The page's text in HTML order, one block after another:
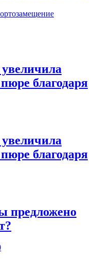
благодаря
благодаря
предложено